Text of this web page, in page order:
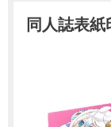
同人誌表紙